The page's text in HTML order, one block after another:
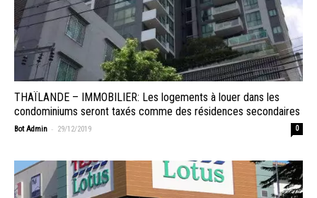
THAÏLANDE – IMMOBILIER: Les logements à louer dans les
condominiums seront taxés comme des résidences secondaires
Bot Admin - 29/12/2019 0